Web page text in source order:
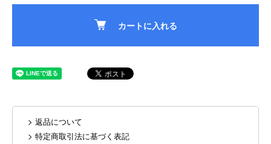
カートに入れる
> 返品について
> 特定商取引法に基づく表記